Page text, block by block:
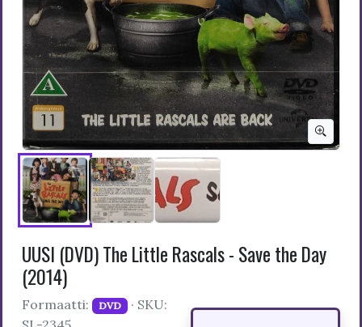
UUSI (DVD) The Little Rascals - Save the Day
(2014)
Formaatti: DVD · SKU: